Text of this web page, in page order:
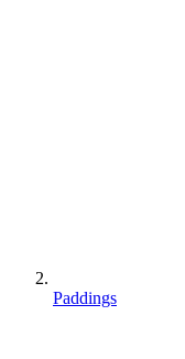
Paddings